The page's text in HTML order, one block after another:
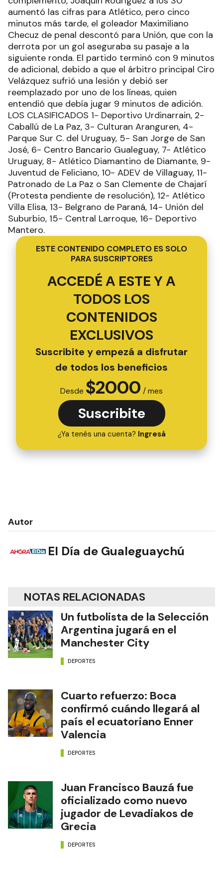
aumentó las cifras para Atlético, pero cinco
minutos más tarde, el goleador Maximiliano
Checuz de penal descontó para Unión, que con la
derrota por un gol aseguraba su pasaje a la
siguiente ronda. El partido terminó con 9 minutos
de adicional, debido a que el árbitro principal Ciro
Velázquez sufrió una lesión y debió ser
reemplazado por uno de los líneas, quien
entendió que debía jugar 9 minutos de adición.
LOS CLASIFICADOS 1- Deportivo Urdinarrain, 2-
Caballú de La Paz, 3- Culturan Aranguren, 4-
Parque Sur C. del Uruguay, 5- San Jorge de San
José, 6- Centro Bancario Gualeguay, 7- Atlético
Uruguay, 8- Atlético Diamantino de Diamante, 9-
Juventud de Feliciano, 10- ADEV de Villaguay, 11-
Patronado de La Paz o San Clemente de Chajarí
(Protesta pendiente de resolución), 12- Atlético
Villa Elisa, 13- Belgrano de Paraná, 14- Unión del
Suburbio, 15- Central Larroque, 16- Deportivo
Mantero.
ESTE CONTENIDO COMPLETO ES SOLO
PARA SUSCRIPTORES
ACCEDÉ A ESTE Y A
TODOS LOS
CONTENIDOS
EXCLUSIVOS
Suscribite y empezá a disfrutar
de todos los beneficios
Desde $2000 / mes
Suscribite
¿Ya tenés una cuenta? Ingresá
Autor
El Día de Gualeguaychú
NOTAS RELACIONADAS
Un futbolista de la Selección
Argentina jugará en el
Manchester City
DEPORTES
Cuarto refuerzo: Boca
confirmó cuándo llegará al
país el ecuatoriano Enner
Valencia
DEPORTES
Juan Francisco Bauzá fue
oficializado como nuevo
jugador de Levadiakos de
Grecia
DEPORTES